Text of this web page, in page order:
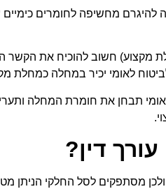
מחשיפה לחומרים כימיים
מקצוע) חשוב להוכיח את הקשר
לאומי יכיר במחלה כמחלת
תבחן את חומרת המחלה
דין?
ולכן מסתפקים לסל החלקי הניתן